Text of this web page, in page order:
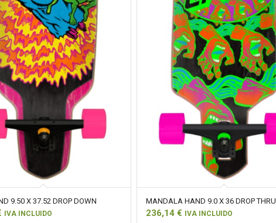
9.50 X 37.52 DROP DOWN
IVA INCLUIDO
MANDALA HAND 9.0 X 36 DROP THRU
236,14€ IVA INCLUIDO